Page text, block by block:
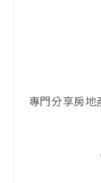
專門分享房地